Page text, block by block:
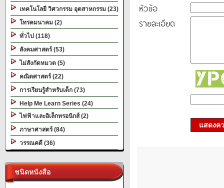
เทคโนโลยี วิศวกรรม อุตสาหกรรม (23)
โทรคมนาคม (2)
ทั่วไป (118)
สังคมศาสตร์ (53)
ไม่สังกัดหมวด (5)
คณิตศาสตร์ (22)
การเรียนรู้สำหรับเด็ก (73)
Help Me Learn Series (24)
ไฟฟ้าและอิเล็กทรอนิกส์ (2)
ภาษาศาสตร์ (84)
วรรณคดี (36)
ชนิดหนังสือ
หัวข้อ
รายละเอียด
แสดงค